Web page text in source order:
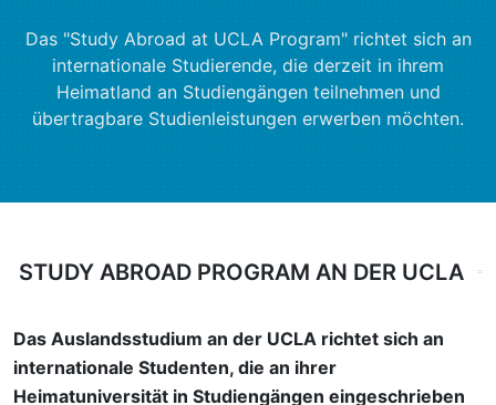
Das "Study Abroad at UCLA Program" richtet sich an
internationale Studierende, die derzeit in ihrem
Heimatland an Studiengängen teilnehmen und
übertragbare Studienleistungen erwerben möchten.
STUDY ABROAD PROGRAM AN DER UCLA
Das Auslandsstudium an der UCLA richtet sich an
internationale Studenten, die an ihrer
Heimatuniversität in Studiengängen eingeschrieben